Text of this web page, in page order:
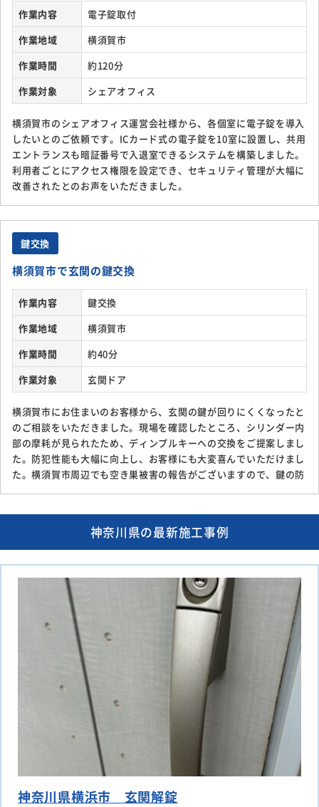
作業内容
電子錠取付
作業地域
横須賀市
作業時間
約120分
作業対象
シェアオフィス
横須賀市のシェアオフィス運営会社様から、各個室に電子錠を導入
したいとのご依頼です。ICカード式の電子錠を10室に設置し、共用
エントランスも暗証番号で入退室できるシステムを構築しました。
利用者ごとにアクセス権限を設定でき、セキュリティ管理が大幅に
改善されたとのお声をいただきました。
鍵交換
横須賀市で玄関の鍵交換
作業内容
鍵交換
作業地域
横須賀市
作業時間
約40分
作業対象
玄関ドア
横須賀市にお住まいのお客様から、玄関の鍵が回りにくくなったと
のご相談をいただきました。現場を確認したところ、シリンダー内
部の摩耗が見られたため、ディンプルキーへの交換をご提案しまし
た。防犯性能も大幅に向上し、お客様にも大変喜んでいただけまし
た。横須賀市周辺でも空き巣被害の報告がございますので、鍵の防
神奈川県の最新施工事例
神奈川県横浜市 玄関解錠